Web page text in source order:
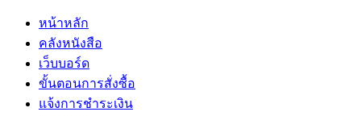
หน้าหลัก
คลังหนังสือ
เว็บบอร์ด
ขั้นตอนการสั่งซื้อ
แจ้งการชำระเงิน